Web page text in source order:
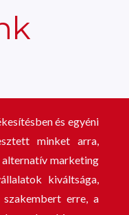
és egyéni
minket arra,
alternatív marketing
kiváltsága,
erre, a